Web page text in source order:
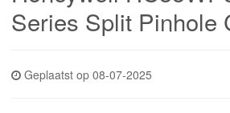
Series Split Pinhole
Geplaatst op 08-07-2025